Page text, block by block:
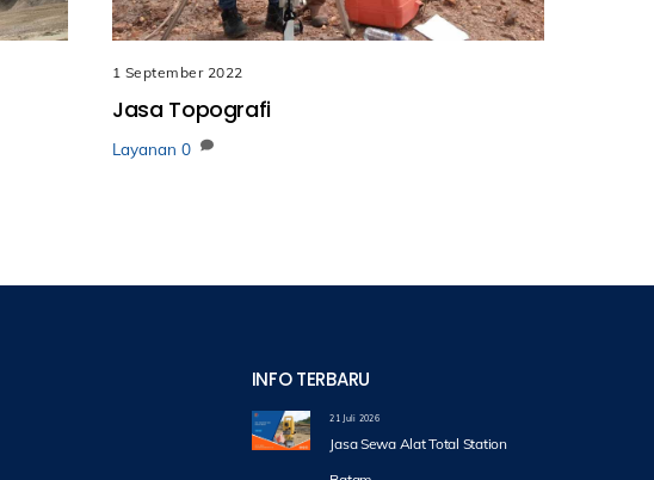
1 September 2022
Jasa Topografi
Layanan 0
INFO TERBARU
21 Juli 2026
Jasa Sewa Alat Total Station